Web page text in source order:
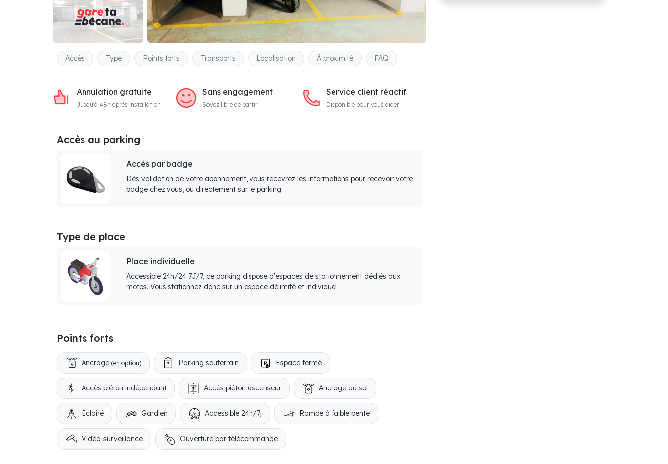
Accès Type Points forts Transports Localisation À proximité FAQ
Annulation gratuite
Jusqu'à 48h après installation
Sans engagement
Soyez libre de partir
Service client réactif
Disponible pour vous aider
Accès au parking
Accès par badge
Dès validation de votre abonnement, vous recevrez les informations pour recevoir votre
badge chez vous, ou directement sur le parking
Type de place
Place individuelle
Accessible 24h/24 7J/7, ce parking dispose d'espaces de stationnement dédiés aux
motos. Vous stationnez donc sur un espace délimité et individuel
Points forts
Ancrage (en option) Parking souterrain Espace fermé
Accès piéton indépendant Accès piéton ascenseur Ancrage au sol
Eclairé Gardien Accessible 24h/7j Rampe à faible pente
Vidéo-surveillance Ouverture par télécommande